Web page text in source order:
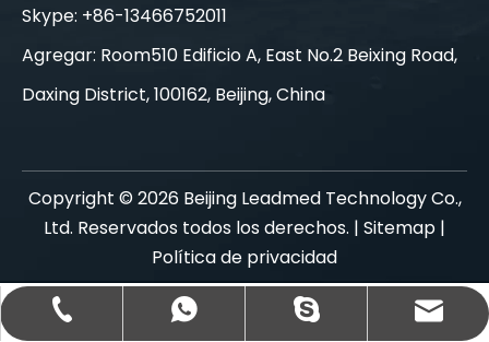
Skype: +86-13466752011
Agregar: Room510 Edificio A, East No.2 Beixing Road,
Daxing District, 100162, Beijing, China
Copyright © 2026 Beijing Leadmed Technology Co.,
Ltd. Reservados todos los derechos. | Sitemap |
Política de privacidad
+86-13466752011
+86 13466752011
+86-13466752011
sales@lmwatersensors.com